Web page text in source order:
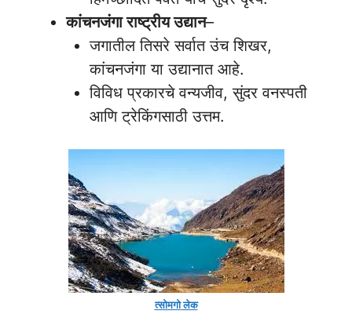
कांचनजंगा राष्ट्रीय उद्यान–
जगातील तिसरे सर्वात उंच शिखर,
कांचनजंगा या उद्यानात आहे.
विविध प्रकारचे वन्यजीव, सुंदर वनस्पती
आणि ट्रेकिंगसाठी उत्तम.
त्सोमगोलेक